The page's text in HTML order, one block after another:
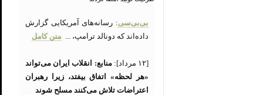
بی‌بی‌سی: رسانه‌های آمریکایی گزارش
داده‌اند که دونالد ترامپ، ... متن کامل
[۱۲ مرداد]:
منابع: انقلاب ایران می‌تواند
«هر لحظه» اتفاق بیفتد، زیرا رهبران
اعتراضات تلاش می‌کنند مسلح شوند